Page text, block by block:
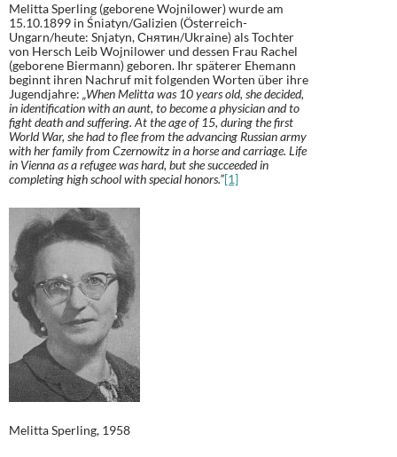
Melitta Sperling (geborene Wojnilower) wurde am
15.10.1899 in Śniatyn/Galizien (Österreich-
Ungarn/heute: Snjatyn, Снятин/Ukraine) als Tochter
von Hersch Leib Wojnilower und dessen Frau Rachel
(geborene Biermann) geboren. Ihr späterer Ehemann
beginnt ihren Nachruf mit folgenden Worten über ihre
Jugendjahre: „When Melitta was 10 years old, she decided,
in identification with an aunt, to become a physician and to
fight death and suffering. At the age of 15, during the first
World War, she had to flee from the advancing Russian army
with her family from Czernowitz in a horse and carriage. Life
in Vienna as a refugee was hard, but she succeeded in
completing high school with special honors.”[1]
Melitta Sperling, 1958